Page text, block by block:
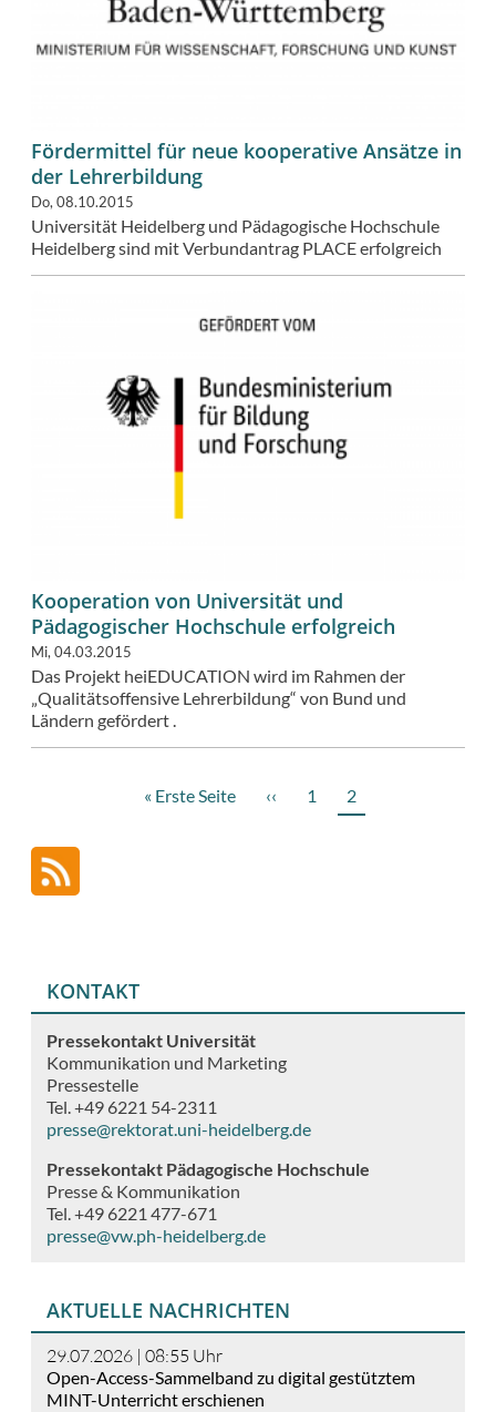
Fördermittel für neue kooperative Ansätze in
der Lehrerbildung
Do, 08.10.2015
Universität Heidelberg und Pädagogische Hochschule
Heidelberg sind mit Verbundantrag PLACE erfolgreich
Kooperation von Universität und
Pädagogischer Hochschule erfolgreich
Mi, 04.03.2015
Das Projekt heiEDUCATION wird im Rahmen der
„Qualitätsoffensive Lehrerbildung“ von Bund und
Ländern gefördert .
Erste
« Erste Seite
Vorherige
‹‹ Page
1
Aktuelle
Seite
2
KONTAKT
Pressekontakt Universität
Kommunikation und Marketing
Pressestelle
Tel. +49 6221 54-2311
presse@rektorat.uni-heidelberg.de
Pressekontakt Pädagogische Hochschule
Presse & Kommunikation
Tel. +49 6221 477-671
presse@vw.ph-heidelberg.de
AKTUELLE NACHRICHTEN
29.07.2026 | 08:55 Uhr
Open-Access-Sammelband zu digital gestütztem
MINT-Unterricht erschienen